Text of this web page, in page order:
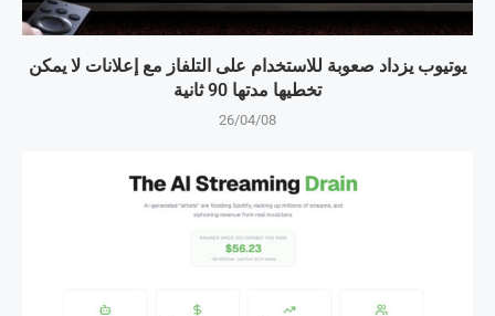
يوتيوب يزداد صعوبة للاستخدام على التلفاز مع إعلانات لا يمكن
تخطيها مدتها 90 ثانية
26/04/08